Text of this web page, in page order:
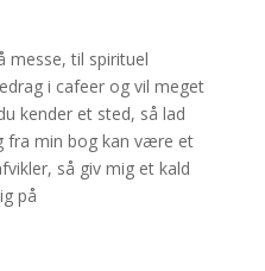
messe, til spirituel
i cafeer og vil meget
kender et sted, så lad
fra min bog kan være et
så giv mig et kald
på